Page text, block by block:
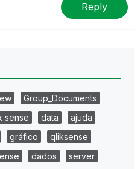
Reply
Group_Documents
sense data
ajuda
gráfico
qliksense
dados
server